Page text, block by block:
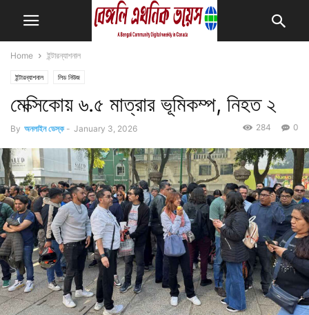
Home ইন্টারন্যাশনাল
ইন্টারন্যাশনাল লিড নিউজ
মেক্সিকোয় ৬.৫ মাত্রার ভূমিকম্প, নিহত ২
By অনলাইন ডেস্ক - January 3, 2026 0
284